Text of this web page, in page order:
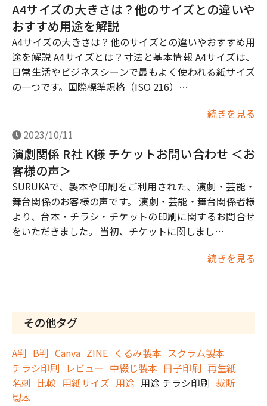
A4サイズの大きさは？他のサイズとの違いや
おすすめ用途を解説
A4サイズの大きさは？他のサイズとの違いやおすすめ用
途を解説 A4サイズとは？寸法と基本情報 A4サイズは、
日常生活やビジネスシーンで最もよく使われる紙サイズ
の一つです。国際標準規格（ISO 216）…
続きを見る
2023/10/11
演劇関係 R社 K様 チケットお問い合わせ ＜お
客様の声＞
SURUKAで、製本や印刷をご利用された、演劇・芸能・
舞台関係のお客様の声です。 演劇・芸能・舞台関係者様
より、台本・チラシ・チケットの印刷に関するお問合せ
をいただきました。 当初、チケットに関しまし…
続きを見る
その他タグ
A判 B判 Canva ZINE くるみ製本 スクラム製本
チラシ印刷 レビュー 中綴じ製本 冊子印刷 再生紙
名刺 比較 用紙サイズ 用途 用途 チラシ印刷 裁断
製本